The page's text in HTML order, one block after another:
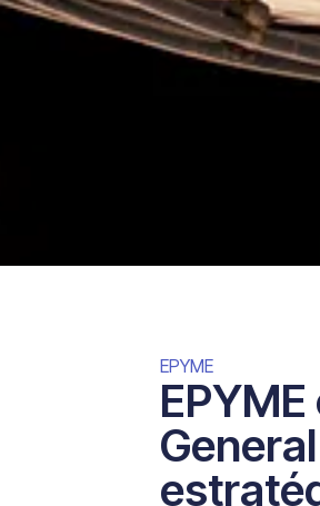
EPYME